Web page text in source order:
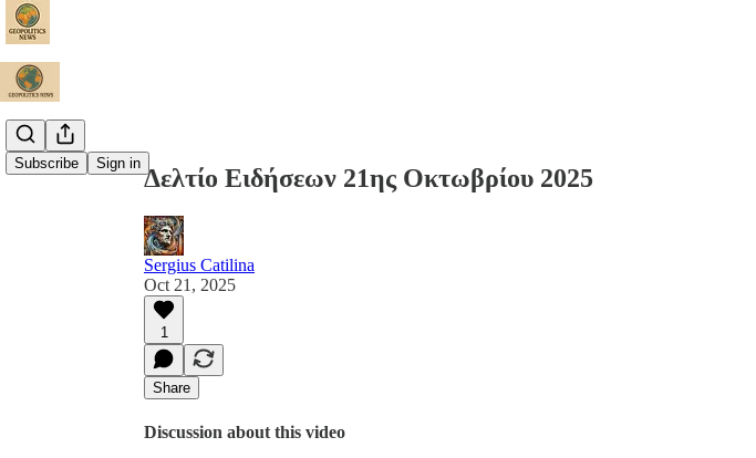
Subscribe Sign in
Δελτίο Ειδήσεων 21ης Οκτωβρίου 2025
Sergius Catilina
Oct 21, 2025
1
Share
Discussion about this video